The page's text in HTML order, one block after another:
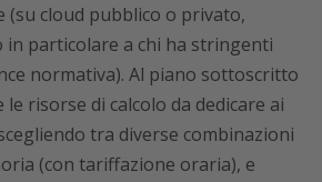
(su cloud pubblico o privato,
in particolare a chi ha stringenti
normativa). Al piano sottoscritto
risorse di calcolo da dedicare ai
tra diverse combinazioni
(con tariffazione oraria), e